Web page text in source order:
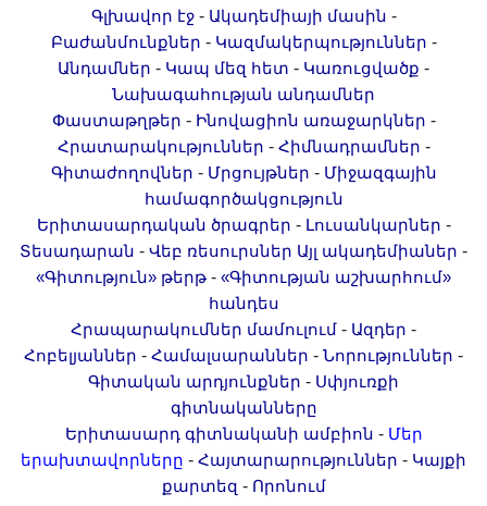
Գլխավոր էջ- Ակադեմիայի մասին -
Բաժանմունքներ - Կազմակերպություններ -
Անդամներ - Կապ մեզ հետ - Կառուցվածք -
Նախագահության անդամներ
Փաստաթղթեր - Ինովացիոն առաջարկներ -
Հրատարակություններ - Հիմնադրամներ -
Գիտաժողովներ - Մրցույթներ - Միջազգային
համագործակցություն
Երիտասարդական ծրագրեր - Լուսանկարներ -
Տեսադարան - Վեբ ռեսուրսներ Այլ ակադեմիաներ -
«Գիտություն» թերթ - «Գիտության աշխարհում»
հանդես
Հրապարակումներ մամուլում - Ազդեր -
Հոբելյաններ - Համալսարաններ - Նորություններ -
Գիտական արդյունքներ - Սփյուռքի
գիտնականները
Երիտասարդ գիտնականի ամբիոն - Մեր
երախտավորները - Հայտարարություններ - Կայքի
քարտեզ - Որոնում